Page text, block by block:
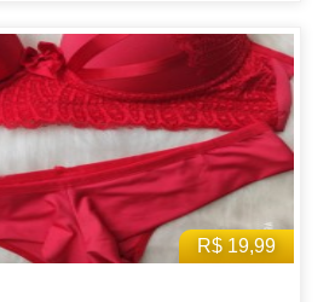
R$ 19,99